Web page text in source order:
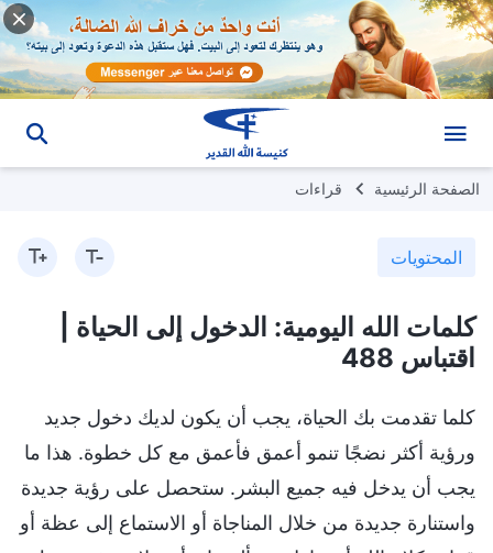
الصفحة الرئيسية قراءات
المحتويات
كلمات الله اليومية: الدخول إلى الحياة |
اقتباس 488
كلما تقدمت بك الحياة، يجب أن يكون لديك دخول جديد
ورؤية أكثر نضجًا تنمو أعمق فأعمق مع كل خطوة. هذا ما
يجب أن يدخل فيه جميع البشر. ستحصل على رؤية جديدة
واستنارة جديدة من خلال المناجاة أو الاستماع إلى عظة أو